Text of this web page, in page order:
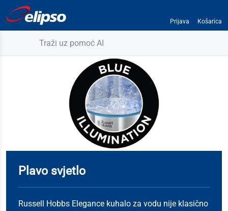
Prijava Košarica
Traži uz pomoć AI
Plavo svjetlo
Russell Hobbs Elegance kuhalo za vodu nije klasično